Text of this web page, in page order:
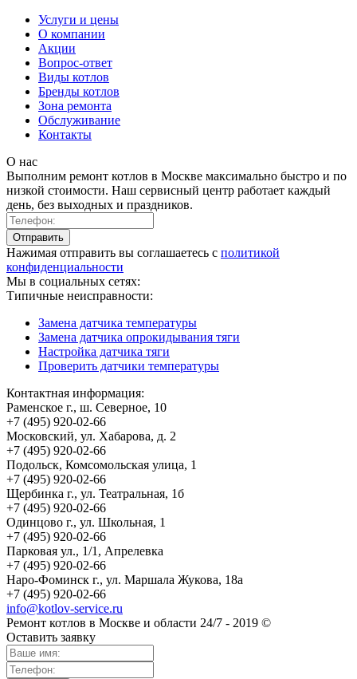
Услуги и цены
О компании
Акции
Вопрос-ответ
Виды котлов
Бренды котлов
Зона ремонта
Обслуживание
Контакты
О нас
Выполним ремонт котлов в Москве максимально быстро и по
низкой стоимости. Наш сервисный центр работает каждый
день, без выходных и праздников.
Нажимая отправить вы соглашаетесь с политикой
конфиденциальности
Мы в социальных сетях:
Типичные неисправности:
Замена датчика температуры
Замена датчика опрокидывания тяги
Настройка датчика тяги
Проверить датчики температуры
Контактная информация:
Раменское г., ш. Северное, 10
+7 (495) 920-02-66
Московский, ул. Хабарова, д. 2
+7 (495) 920-02-66
Подольск, Комсомольская улица, 1
+7 (495) 920-02-66
Щербинка г., ул. Театральная, 1б
+7 (495) 920-02-66
Одинцово г., ул. Школьная, 1
+7 (495) 920-02-66
Парковая ул., 1/1, Апрелевка
+7 (495) 920-02-66
Наро-Фоминск г., ул. Маршала Жукова, 18а
+7 (495) 920-02-66
info@kotlov-service.ru
Ремонт котлов в Москве и области 24/7 - 2019 ©
Оставить заявку